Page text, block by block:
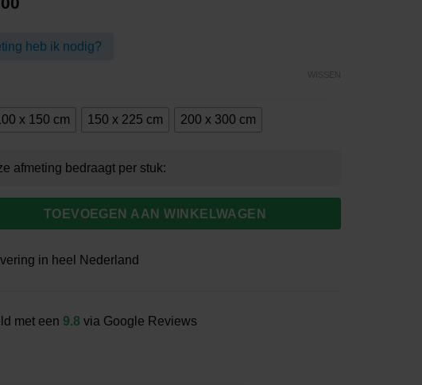
€99.00
heb ik nodig?
x 150 cm 150 x 225 cm 200 x 300 cm
TOEVOEGEN AAN WINKELWAGEN
in heel Nederland
met een 9.8 via Google Reviews